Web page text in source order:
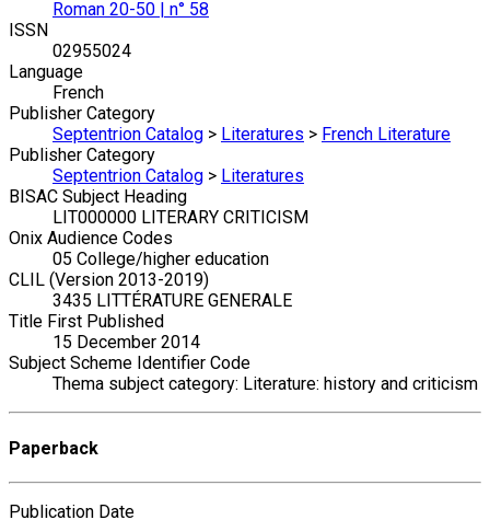
Roman 20-50 | n° 58
ISSN
02955024
Language
French
Publisher Category
Septentrion Catalog > Literatures > French Literature
Publisher Category
Septentrion Catalog > Literatures
BISAC Subject Heading
LIT000000 LITERARY CRITICISM
Onix Audience Codes
05 College/higher education
CLIL (Version 2013-2019)
3435 LITTÉRATURE GENERALE
Title First Published
15 December 2014
Subject Scheme Identifier Code
Thema subject category: Literature: history and criticism
Paperback
Publication Date